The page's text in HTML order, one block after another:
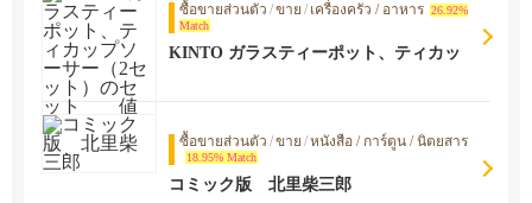
ซื้อขายส่วนตัว /ขาย / เครื่องครัว / อาหาร 26.92%
Match
KINTO ガラスティーポット、ティカッ
ซื้อขายส่วนตัว /ขาย /หนังสือ / การ์ตูน / นิตยสาร
18.95% Match
コミック版 北里柴三郎